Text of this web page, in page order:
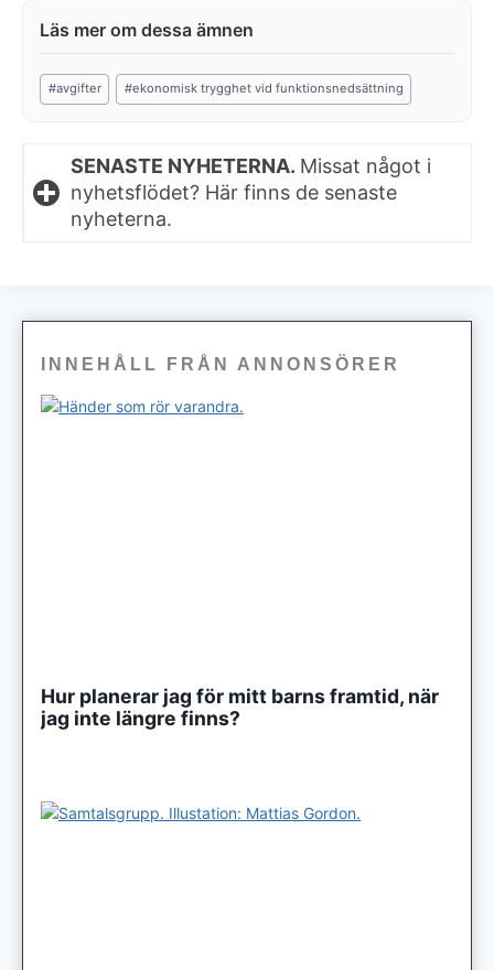
Post
Tags:
#avgifter #ekonomisk trygghet vid funktionsnedsättning
SENASTE NYHETERNA. Missat något i
nyhetsflödet? Här finns de senaste
nyheterna.
INNEHÅLL FRÅN ANNONSÖRER
Hur planerar jag för mitt barns framtid, när
jag inte längre finns?